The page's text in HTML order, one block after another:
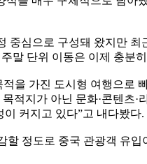
심으로 구성돼 왔지만
말 단위 이동은 이제 충분
을 가진 도시형 여행으로
적지가 아닌 문화·콘텐츠
커지고 있다”고 내다봤다.
정도로 중국 관광객 유입